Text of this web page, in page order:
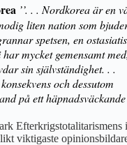
’’. . . Nordkorea är en
liten nation som
spetsen, en
mycket gemensamt med,
sin självständighet. . .
och dessutom
på ett häpnadsväckande
Efterkrigstotalitarismens i
viktigaste